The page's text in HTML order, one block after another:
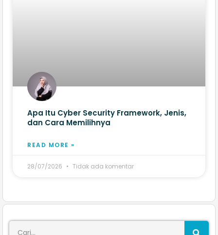
Apa Itu Cyber Security Framework, Jenis,
dan Cara Memilihnya
READ MORE »
28/07/2026 Tidak ada komentar